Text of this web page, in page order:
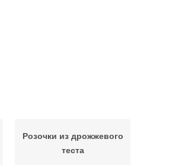
Розочки из дрожжевого
теста